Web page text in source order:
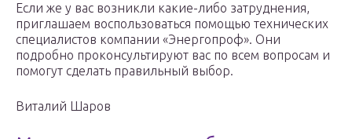
Если же у вас возникли какие-либо затруднения,
приглашаем воспользоваться помощью технических
специалистов компании «Энергопроф». Они
подробно проконсультируют вас по всем вопросам и
помогут сделать правильный выбор.
Виталий Шаров